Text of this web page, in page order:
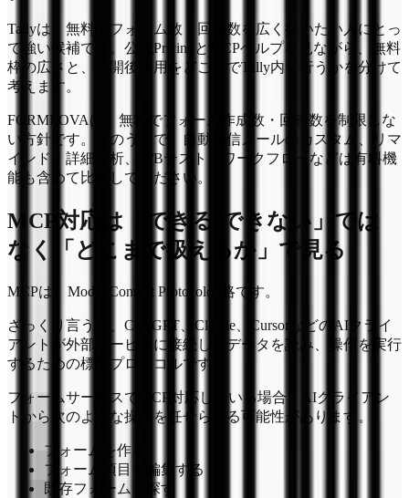
Tallyは、無料でフォーム数・回答数を広く扱いたい人にとっ
て強い候補です。公式PricingとMCPヘルプを見ながら、無料
枠の広さと、公開後運用をどこまでTally内で行うかを分けて
考えます。
FORMLOVAは、無料でフォーム作成数・回答数を制限しな
い方針です。そのうえで、自動返信メールのカスタム、リマ
インド、詳細分析、A/Bテスト、ワークフローなどは有料機
能も含めて比較してください。
MCP対応は「できる/できない」では
なく「どこまで扱えるか」で見る
MCPは、Model Context Protocolの略です。
ざっくり言うと、ChatGPT、Claude、CursorなどのAIクライ
アントが外部サービスに接続し、データを読み、操作を実行
するための標準プロトコルです。
フォームサービスでMCP対応している場合、AIクライアン
トから次のような操作を任せられる可能性があります。
フォームを作る
フォーム項目を編集する
既存フォームを探す